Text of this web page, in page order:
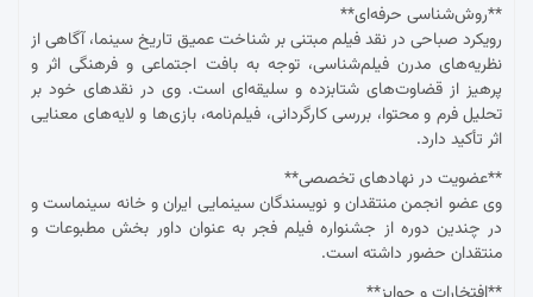
**روش‌شناسی حرفه‌ای**
رویکرد صباحی در نقد فیلم مبتنی بر شناخت عمیق تاریخ سینما، آگاهی از
نظریه‌های مدرن فیلم‌شناسی، توجه به بافت اجتماعی و فرهنگی اثر و
پرهیز از قضاوت‌های شتابزده و سلیقه‌ای است. وی در نقدهای خود بر
تحلیل فرم و محتوا، بررسی کارگردانی، فیلم‌نامه، بازی‌ها و لایه‌های معنایی
اثر تأکید دارد.
**عضویت در نهادهای تخصصی**
وی عضو انجمن منتقدان و نویسندگان سینمایی ایران و خانه سینماست و
در چندین دوره از جشنواره فیلم فجر به عنوان داور بخش مطبوعات و
منتقدان حضور داشته است.